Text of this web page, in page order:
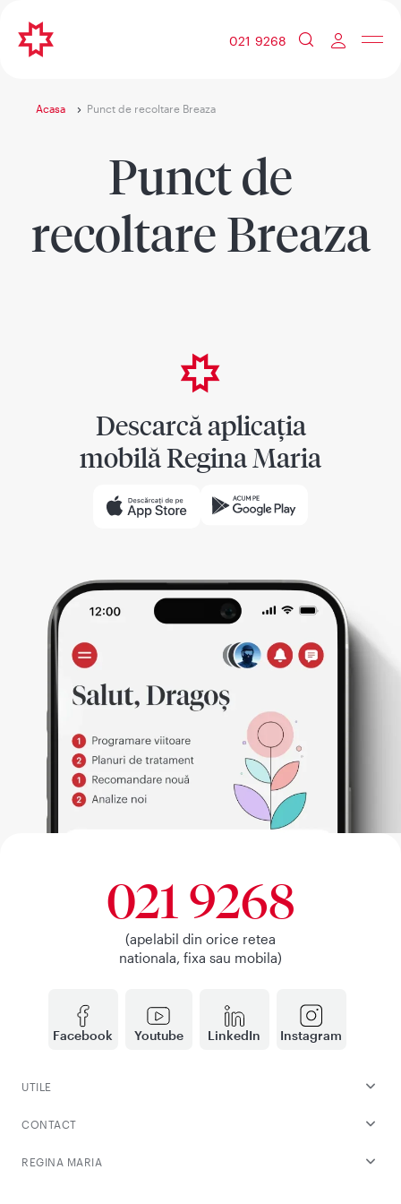
021 9268
Acasa Punct de recoltare Breaza
Punct de
recoltare Breaza
Descarcă aplicația
mobilă Regina Maria
Facebook Youtube LinkedIn Instagram
021 9268
(apelabil din orice retea
nationala, fixa sau mobila)
UTILE
CONTACT
REGINA MARIA